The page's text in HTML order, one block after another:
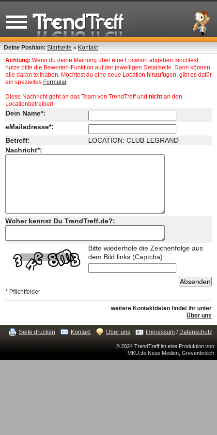
Deine Position: Startseite » Kontakt
Achtung: Wenn du deine Meinung über eine Location abgeben möchtest,
nutze bitte die Bewerten-Funktion auf der jeweiligen Detailseite. Dann können
alle daran teilhaben. Möchtest du eine neue Location hinzufügen, gibt es dafür
ein spezielles Formular.
Diese Nachricht geht an das Team von TrendTreff und nicht an den
Locationbetreiber!
Dein Name*:
eMailadresse*:
Betreff:
LOCATION: CLUB LEGRAND
Nachricht*:
Woher kennst Du TrendTreff.de?:
Bitte wiederhole die Zeichenfolge aus
dem Bild links (Captcha):
* Pflichtfelder
weitere Kontaktdaten findet ihr unter
Über uns
Seite drucken Kontakt Über uns Impressum / Datenschutz
© 2024 TrendTreff ist eine Produktion von
MKU.de Neue Medien, Grevenbroich